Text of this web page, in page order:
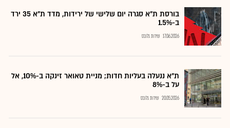
בורסת ת"א סגרה יום שלישי של ירידות, מדד ת"א 35 ירד
ב-1.5%
17.06.2026 שירות גלובס
ת"א ננעלה בעליות חדות; מניית טאואר זינקה ב-10%, אל
על ב-8%
20.05.2026 שירות גלובס